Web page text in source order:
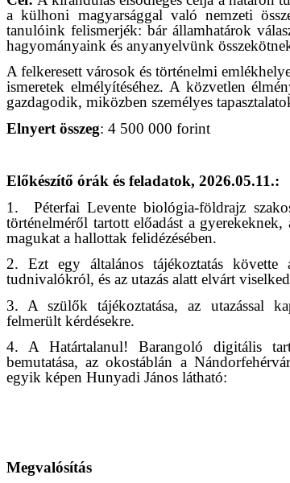
a külhoni magyarsággal való nemzeti
tanulóink felismerjék: bár államhatárok
hagyományaink és anyanyelvünk
A felkeresett városok és történelmi
ismeretek elmélyítéséhez. A közvetlen
gazdagodik, miközben személyes
Elnyert összeg: 4 500 000 forint
Előkészítő órák és feladatok, 2026.05.11.:
1.
Péterfai Levente biológia-földrajz
történelméről tartott előadást a
magukat a hallottak felidézésében.
2. Ezt egy általános tájékoztatás
tudnivalókról, és az utazás alatt elvárt
3. A szülők tájékoztatása, az utazással
felmerült kérdésekre.
4. A Határtalanul! Barangoló digitális
bemutatása, az okostáblán a
egyik képen Hunyadi János látható:
Megvalósítás